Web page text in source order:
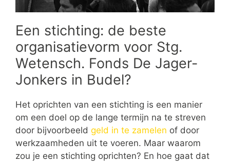
Een stichting: de beste
organisatievorm voor Stg.
Wetensch. Fonds De Jager-
Jonkers in Budel?
Het oprichten van een stichting is een manier
om een doel op de lange termijn na te streven
door bijvoorbeeld geld in te zamelen of door
werkzaamheden uit te voeren. Maar waarom
zou je een stichting oprichten? En hoe gaat dat